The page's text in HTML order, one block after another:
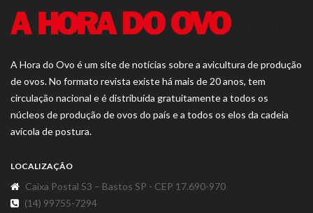
A Hora do Ovo é um site de notícias sobre a avicultura de produção
de ovos. No formato revista existe há mais de 20 anos, tem
circulação nacional e é distribuída gratuitamente a todos os
núcleos de produção de ovos do país e a todos os elos da cadeia
avícola de postura.
LOCALIZAÇÃO
Caixa Postal 53 – Bastos SP - CEP 17.690-970
(14) 99755-7294